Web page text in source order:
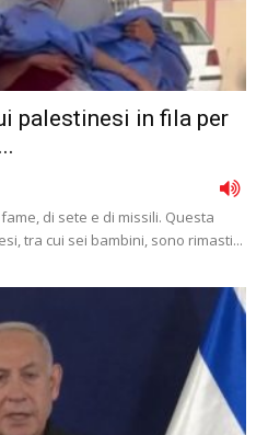
palestinesi in fila per
di sete e di missili. Questa
tra cui sei bambini, sono rimasti...